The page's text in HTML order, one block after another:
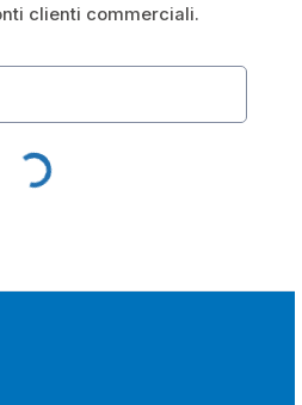
clienti commerciali.